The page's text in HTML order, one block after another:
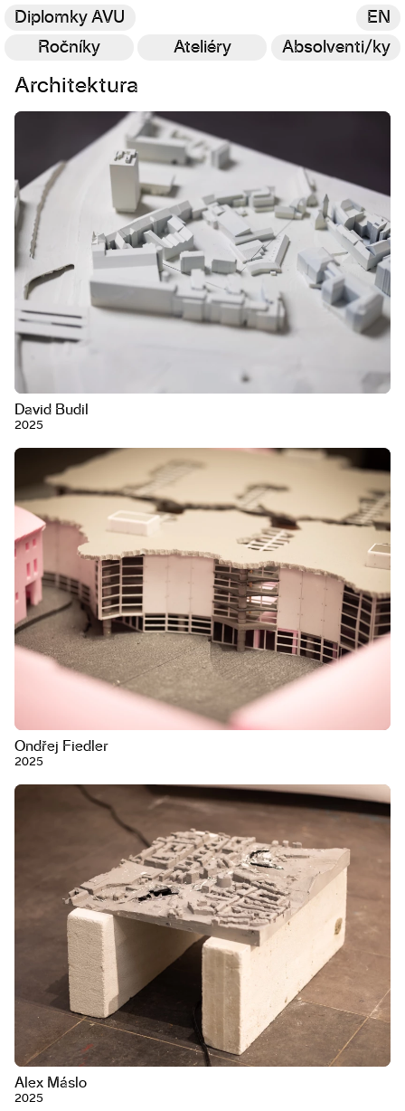
Diplomky AVU
EN
Ročníky
Ateliéry Absolventi/ky
Architektura
David Budil
2025
Ondřej Fiedler
2025
Alex Máslo
2025